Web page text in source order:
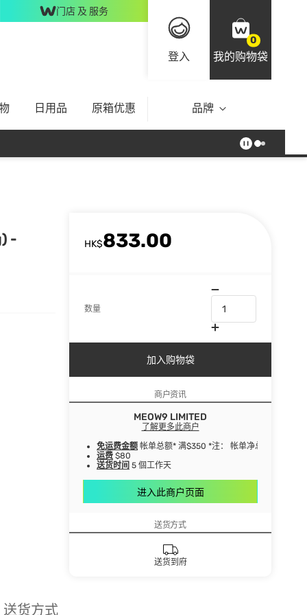
门店 及 服务
登入
0
我的购物袋
日用品 原箱优惠 品牌
-
HK$833.00
数量
加入购物袋
商户资讯
MEOW9 LIMITED
了解更多此商户
免运费金额 帐单总额* 满$350 *注： 帐单净总额指扣除
运费 $80
送货时间 5 個工作天
进入此商户页面
送货方式
送货到府
送货方式